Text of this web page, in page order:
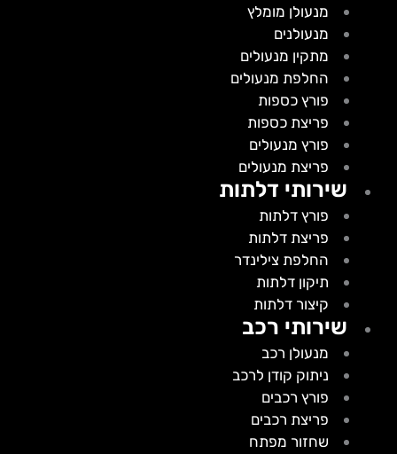
מנעולן מומלץ
מנעולנים
מתקין מנעולים
החלפת מנעולים
פורץ כספות
פריצת כספות
פורץ מנעולים
פריצת מנעולים
שירותי דלתות
פורץ דלתות
פריצת דלתות
החלפת צילינדר
תיקון דלתות
קיצור דלתות
שירותי רכב
מנעולן רכב
ניתוק קודן לרכב
פורץ רכבים
פריצת רכבים
שחזור מפתח